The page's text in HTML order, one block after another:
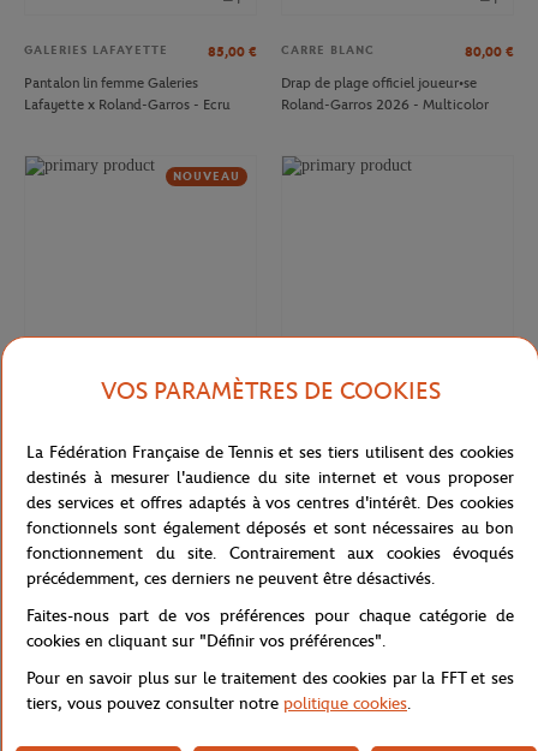
GALERIES LAFAYETTE 85,00 €
Pantalon lin femme Galeries
Lafayette x Roland-Garros - Ecru
CARRE BLANC 80,00 €
Drap de plage officiel joueur•se
Roland-Garros 2026 - Multicolor
NOUVEAU
Casquette Logo monochrome
Roland-Garros - Blanc
T-shirt Chic femme Galeries
Lafayette x Roland-Garros - Blanc
NOUVEAU
VOS PARAMÈTRES DE COOKIES
La Fédération Française de Tennis et ses tiers utilisent des cookies
destinés à mesurer l'audience du site internet et vous proposer
des services et offres adaptés à vos centres d'intérêt. Des cookies
fonctionnels sont également déposés et sont nécessaires au bon
fonctionnement du site. Contrairement aux cookies évoqués
précédemment, ces derniers ne peuvent être désactivés.
Faites-nous part de vos préférences pour chaque catégorie de
cookies en cliquant sur "Définir vos préférences".
Pour en savoir plus sur le traitement des cookies par la FFT et ses
tiers, vous pouvez consulter notre politique cookies.